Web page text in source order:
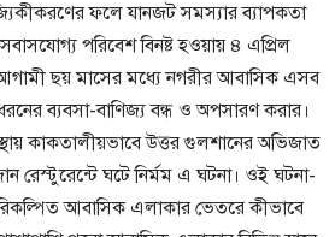
ফলে যানজট সমস্যার ব্যাপকতা
পরিবেশ বিনষ্ট হওয়ায় ৪ এপ্রিল
আগামী ছয় মাসের মধ্যে নগরীর আবাসিক এসব
ব্যবসা-বাণিজ্য বন্ধ ও অপসারণ করার।
কাকতালীয়ভাবে উত্তর গুলশানের অভিজাত
রেস্টুরেন্টে ঘটে নির্মম এ ঘটনা। ওই ঘটনা-
আবাসিক এলাকার ভেতরে কীভাবে